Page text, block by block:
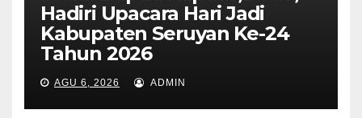
Hadiri Upacara Hari Jadi
Kabupaten Seruyan Ke-24
Tahun 2026
AGU 6, 2026 ADMIN